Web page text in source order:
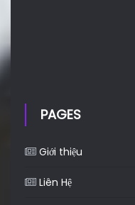
PAGES
Giới thiệu
Liên Hệ